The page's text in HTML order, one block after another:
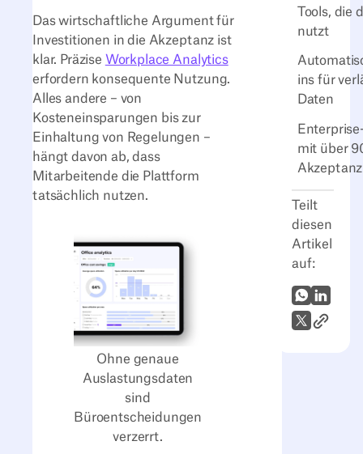
Tools, die
nutzt
ins für
Daten
mit über
Akzeptanz
Teilt
diesen
Artikel
auf:
WhatsApp
X (Twitter)
Link
Das wirtschaftliche Argument für
Investitionen in die Akzeptanz ist
klar. Präzise Workplace Analytics
erfordern konsequente Nutzung.
Alles andere – von
Kosteneinsparungen bis zur
Einhaltung von Regelungen –
hängt davon ab, dass
Mitarbeitende die Plattform
tatsächlich nutzen.
Ohne genaue
Auslastungsdaten
sind
Büroentscheidungen
verzerrt.